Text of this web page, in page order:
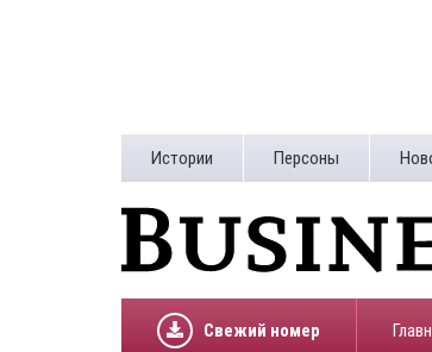
Истории Персоны
Свежий номер